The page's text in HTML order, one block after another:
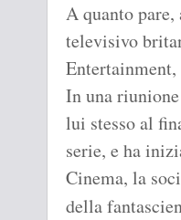
A quanto
televisivo
In una
lui stesso al
serie, e ha
Cinema, la
della